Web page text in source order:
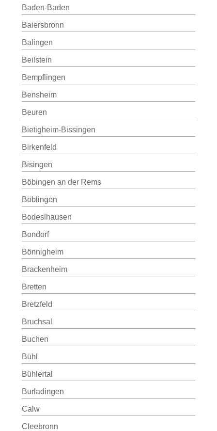
Baden-Baden
Baiersbronn
Balingen
Beilstein
Bempflingen
Bensheim
Beuren
Bietigheim-Bissingen
Birkenfeld
Bisingen
Böbingen an der Rems
Böblingen
Bodeslhausen
Bondorf
Bönnigheim
Brackenheim
Bretten
Bretzfeld
Bruchsal
Buchen
Bühl
Bühlertal
Burladingen
Calw
Cleebronn